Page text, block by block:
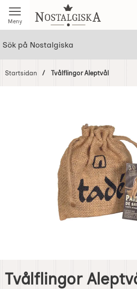
Meny Startsidan för
Startsidan Tvålflingor Aleptvål
Tvålflingor